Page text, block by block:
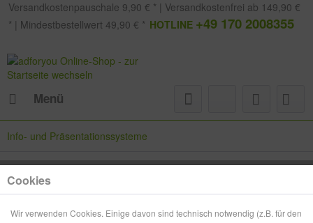
Versandkostenpauschale 9,90 € * | Versandkostenfrei ab 149,90 €
* | Mindestbestellwert 49,90 € * HOTLINE +49 170 2008355
Menü
Info- und Präsentationssysteme
Intelligente Info- und Präsentationssysteme:
Moderne Kommunikation und effektive Werbung
Cookies
Wir verwenden Cookies. Einige davon sind technisch notwendig (z.B. für den